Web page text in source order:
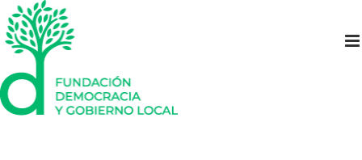
Saltar
al
contenido